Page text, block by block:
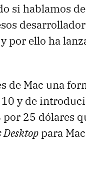
si hablamos
por ello ha
de Mac una
y de
por 25 dólares
Desktoppara